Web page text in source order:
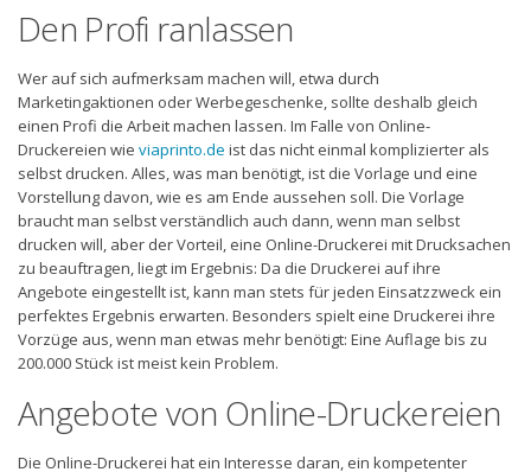
Den Profi ranlassen
Wer auf sich aufmerksam machen will, etwa durch
Marketingaktionen oder Werbegeschenke, sollte deshalb gleich
einen Profi die Arbeit machen lassen. Im Falle von Online-
Druckereien wie viaprinto.de ist das nicht einmal komplizierter als
selbst drucken. Alles, was man benötigt, ist die Vorlage und eine
Vorstellung davon, wie es am Ende aussehen soll. Die Vorlage
braucht man selbst verständlich auch dann, wenn man selbst
drucken will, aber der Vorteil, eine Online-Druckerei mit Drucksachen
zu beauftragen, liegt im Ergebnis: Da die Druckerei auf ihre
Angebote eingestellt ist, kann man stets für jeden Einsatzzweck ein
perfektes Ergebnis erwarten. Besonders spielt eine Druckerei ihre
Vorzüge aus, wenn man etwas mehr benötigt: Eine Auflage bis zu
200.000 Stück ist meist kein Problem.
Angebote von Online-Druckereien
Die Online-Druckerei hat ein Interesse daran, ein kompetenter